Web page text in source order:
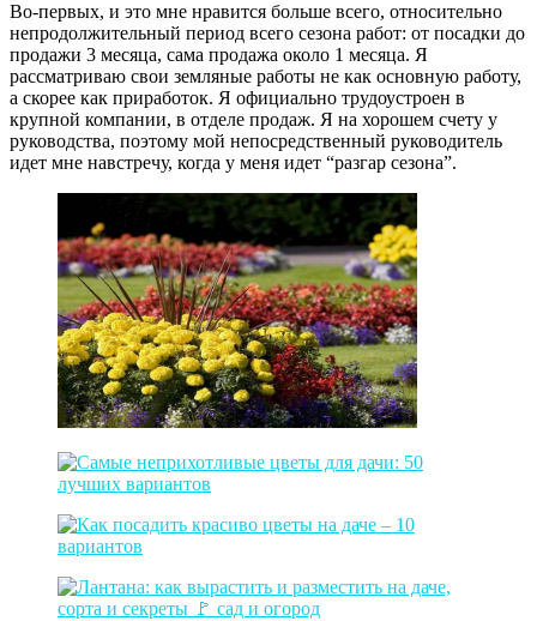
Во-первых, и это мне нравится больше всего, относительно
непродолжительный период всего сезона работ: от посадки до
продажи 3 месяца, сама продажа около 1 месяца. Я
рассматриваю свои земляные работы не как основную работу,
а скорее как приработок. Я официально трудоустроен в
крупной компании, в отделе продаж. Я на хорошем счету у
руководства, поэтому мой непосредственный руководитель
идет мне навстречу, когда у меня идет “разгар сезона”.